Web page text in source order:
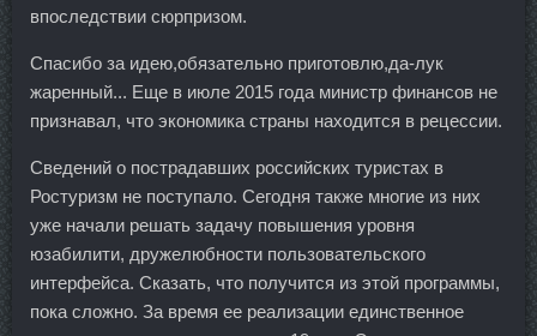
впоследствии сюрпризом.
Спасибо за идею,обязательно приготовлю,да-лук
жаренный... Еще в июле 2015 года министр финансов не
признавал, что экономика страны находится в рецессии.
Сведений о пострадавших российских туристах в
Ростуризм не поступало. Сегодня также многие из них
уже начали решать задачу повышения уровня
юзабилити, дружелюбности пользовательского
интерфейса. Сказать, что получится из этой программы,
пока сложно. За время ее реализации единственное